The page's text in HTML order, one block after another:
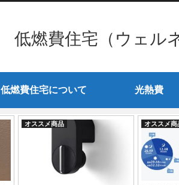
低燃費住宅（ウェル
低燃費住宅について 光熱費
オススメ商品 オススメ商